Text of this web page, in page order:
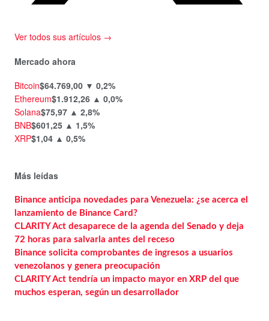
Ver todos sus artículos →
Mercado ahora
Bitcoin$64.769,00 ▼ 0,2%
Ethereum$1.912,26 ▲ 0,0%
Solana$75,97 ▲ 2,8%
BNB$601,25 ▲ 1,5%
XRP$1,04 ▲ 0,5%
Más leídas
Binance anticipa novedades para Venezuela: ¿se acerca el
lanzamiento de Binance Card?
CLARITY Act desaparece de la agenda del Senado y deja
72 horas para salvarla antes del receso
Binance solicita comprobantes de ingresos a usuarios
venezolanos y genera preocupación
CLARITY Act tendría un impacto mayor en XRP del que
muchos esperan, según un desarrollador